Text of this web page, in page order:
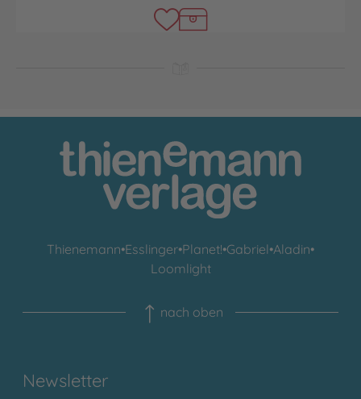
Thienemann•Esslinger•Planet!•Gabriel•Aladin•
Loomlight
nach oben
Newsletter